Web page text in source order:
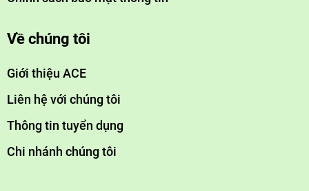
cao hình ảnh chuyên nghiệp và đáng tin cậy của doanh
+ Tạo sự yên tâm và hài lòng cho khách hàng và các đối tác
Về chúng tôi
Giới thiệu ACE
Liên hệ với chúng tôi
Thông tin tuyển dụng
Chi nhánh chúng tôi